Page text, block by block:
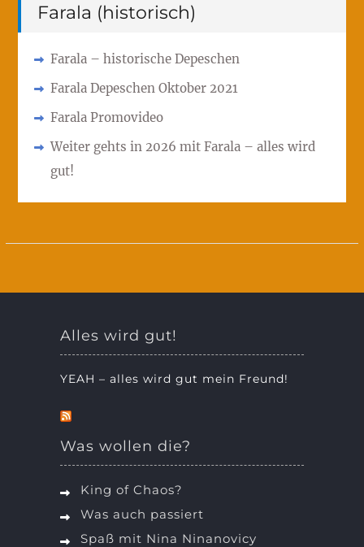
Farala (historisch)
Farala – historische Depeschen
Farala Depeschen Oktober 2021
Farala Promovideo
Weiter gehts in 2026 mit Farala – alles wird
gut!
Alles wird gut!
YEAH – alles wird gut mein Freund!
Was wollen die?
King of Chaos?
Was auch passiert
Spaß mit Nina Ninanovicy